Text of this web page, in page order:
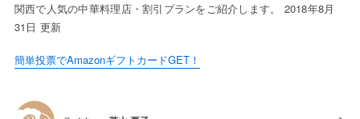
関西で人気の中華料理店・割引プランをご紹介します。 2018年8月
31日 更新
簡単投票でAmazonギフトカードGET！